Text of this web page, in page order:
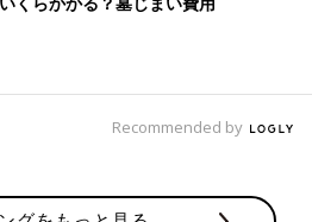
Recommended by